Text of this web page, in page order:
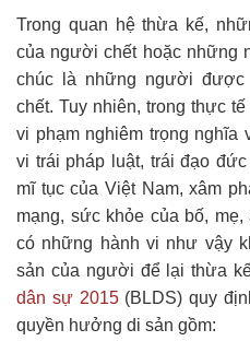
Trong quan hệ thừa kế,
của người chết hoặc những
chúc là những người
chết. Tuy nhiên, trong thực
vi phạm nghiêm trọng nghĩa
vi trái pháp luật, trái đạo
mĩ tục của Việt Nam, xâm
mạng, sức khỏe của bố,
có những hành vi như vậy
sản của người để lại thừa
dân sự 2015(BLDS) quy
quyền hưởng di sản gồm: